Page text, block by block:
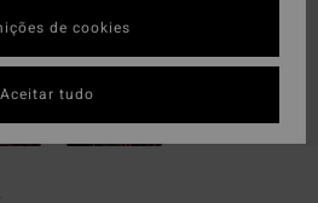
de cookies
Aceitar tudo